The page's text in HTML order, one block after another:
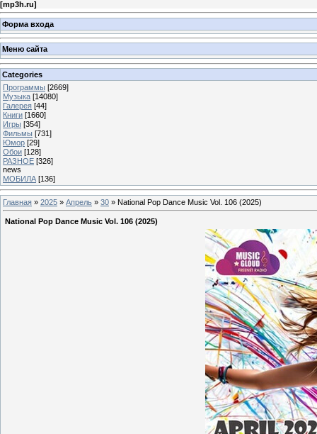
[mp3h.ru]
Форма входа
Меню сайта
Categories
Программы [2669]
Музыка [14080]
Галерея [44]
Книги [1660]
Игры [354]
Фильмы [731]
Юмор [29]
Обои [128]
РАЗНОЕ [326]
news
МОБИЛА [136]
Главная » 2025 » Апрель » 30 » National Pop Dance Music Vol. 106 (2025)
National Pop Dance Music Vol. 106 (2025)